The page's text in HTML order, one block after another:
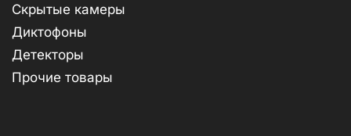
Скрытые камеры
Диктофоны
Детекторы
Прочие товары